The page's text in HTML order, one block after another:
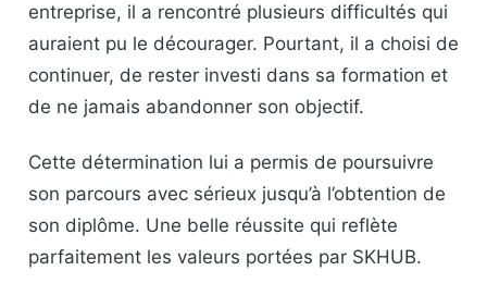
entreprise, il a rencontré plusieurs difficultés qui
auraient pu le décourager. Pourtant, il a choisi de
continuer, de rester investi dans sa formation et
de ne jamais abandonner son objectif.
Cette détermination lui a permis de poursuivre
son parcours avec sérieux jusqu’à l’obtention de
son diplôme. Une belle réussite qui reflète
parfaitement les valeurs portées par SKHUB.